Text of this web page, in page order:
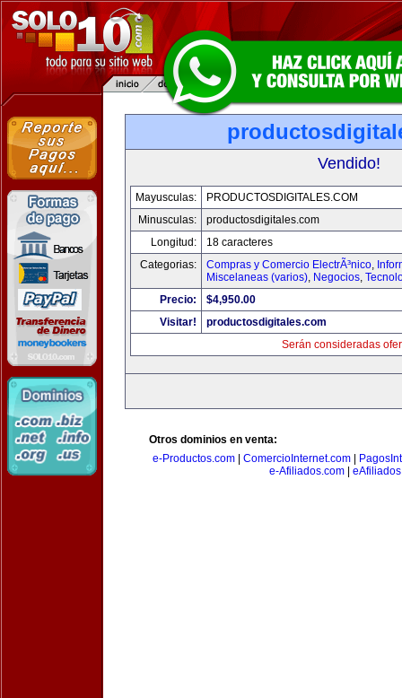
Vendido!
Mayusculas:
PRODUCTOSDIGITALES.COM
Minusculas:
productosdigitales.com
Longitud:
18 caracteres
Categorias:
Compras y Comercio ElectrÃ³nico,
Miscelaneas (varios), Negocios,
Precio:
$4,950.00
Visitar!
productosdigitales.com
Serán consideradas
Otros dominios en venta:
e-Productos.com
ComercioInternet.com
e-Afiliados.com|